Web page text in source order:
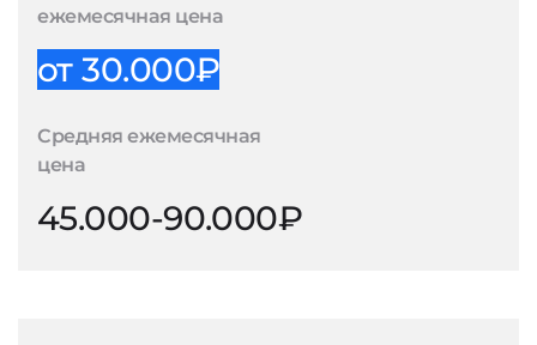
ежемесячная цена
от 30.000₽
Средняя ежемесячная
цена
45.000-90.000₽